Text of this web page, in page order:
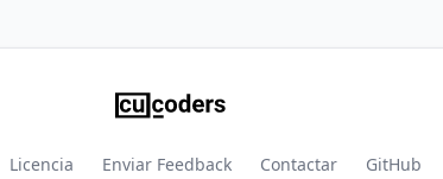
Licencia Enviar Feedback Contactar GitHub